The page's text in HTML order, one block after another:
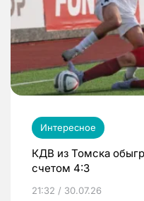
Интересное
КДВ из Томска
счетом 4:3
21:32 / 30.07.26